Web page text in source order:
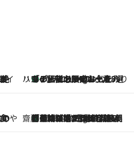
イ ハワイ賢者 リサのお気に入りリスト10 Hours Ago
あの伝説の限定トートも！ リニューアルした「ディーン＆デルーカ ハワイ」で必須のお土産8選
齋藤 薫 美容脳ルネサンス
10 Hours Ago
「荷物が増えるほど旅ストレスは増す」美容ジャーナリストがたどり着いた最終結論。“化粧品を劇的に減らす”感動の凝縮美容とは